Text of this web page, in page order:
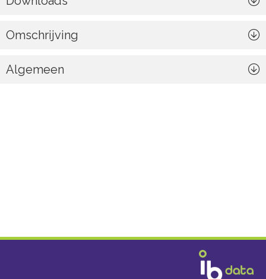
Omschrijving
Algemeen